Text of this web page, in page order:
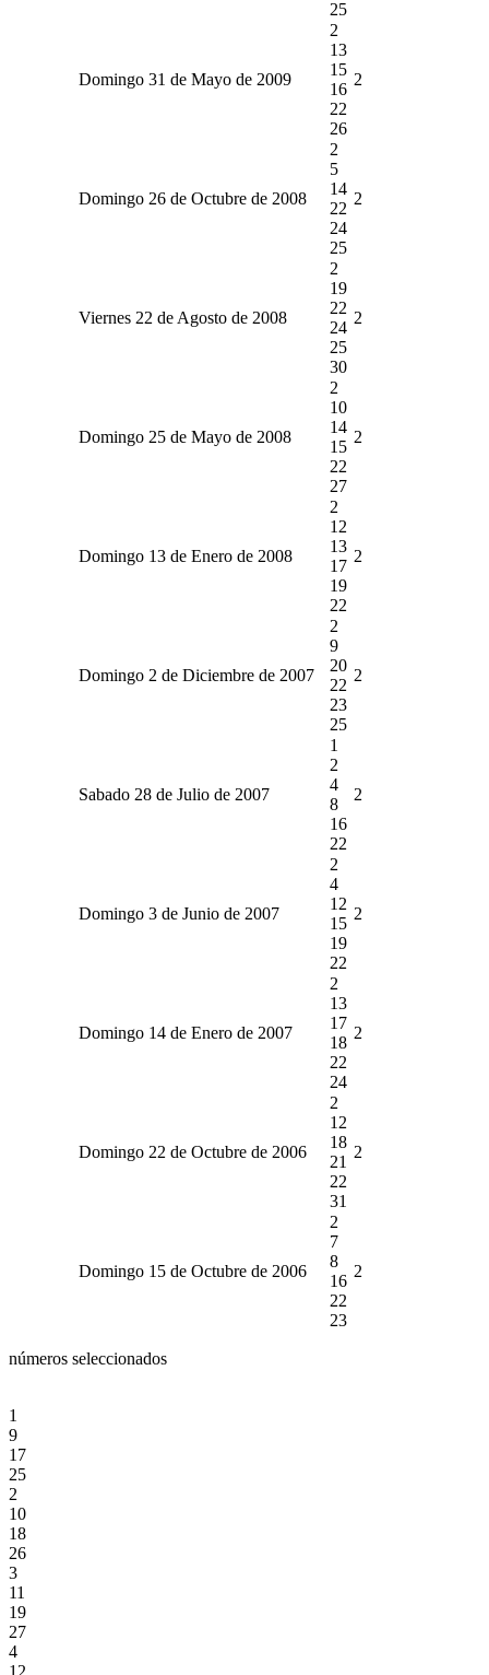
25
Domingo 31 de Mayo de 2009
2
13
15
16
22
26
2
Domingo 26 de Octubre de 2008
2
5
14
22
24
25
2
Viernes 22 de Agosto de 2008
2
19
22
24
25
30
2
Domingo 25 de Mayo de 2008
2
10
14
15
22
27
2
Domingo 13 de Enero de 2008
2
12
13
17
19
22
2
Domingo 2 de Diciembre de 2007
2
9
20
22
23
25
2
Sabado 28 de Julio de 2007
1
2
4
8
16
22
2
Domingo 3 de Junio de 2007
2
4
12
15
19
22
2
Domingo 14 de Enero de 2007
2
13
17
18
22
24
2
Domingo 22 de Octubre de 2006
2
12
18
21
22
31
2
Domingo 15 de Octubre de 2006
2
7
8
16
22
23
2
números seleccionados
1
9
17
25
2
10
18
26
3
11
19
27
4
12